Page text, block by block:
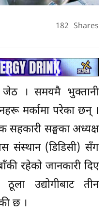
182 Shares
जेठ । समयमै भुक्तानी
मर्कामा परेका छन् ।
सहकारी सङ्घका अध्यक्ष
संस्थान (डिडिसी) सँग
रहेको जानकारी दिए
उद्योगीबाट तीन
छ ।